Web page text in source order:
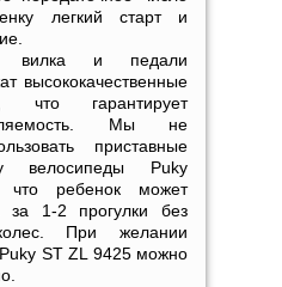
легкий старт и
вилка и педали
высококачественные
что гарантирует
Мы не
приставные
велосипеды Puky
что ребенок может
за 1-2 прогулки без
При желании
ST ZL 9425 можно